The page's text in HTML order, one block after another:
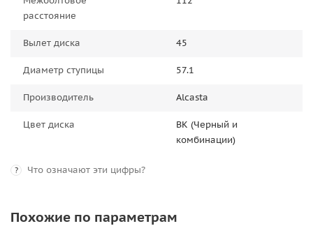
расстояние
Вылет диска 45
Диаметр ступицы 57.1
Производитель Alcasta
Цвет диска
BK (Черный и
комбинации)
? Что означают эти цифры?
Похожие по параметрам